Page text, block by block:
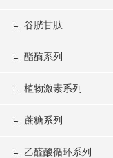
谷胱甘肽
酯酶系列
植物激素系列
蔗糖系列
乙醛酸循环系列